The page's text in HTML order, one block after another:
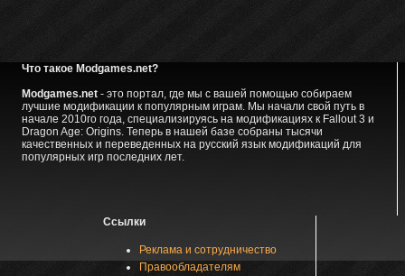
Что такое Modgames.net?
Modgames.net- это портал, где мы с вашей помощью собираем
лучшие модификации к популярным играм. Мы начали свой путь в
начале 2010го года, специализируясь на модификациях к Fallout 3 и
Dragon Age: Origins. Теперь в нашей базе собраны тысячи
качественных и переведенных на русский язык модификаций для
популярных игр последних лет.
Ссылки
Реклама и сотрудничество
Правообладателям